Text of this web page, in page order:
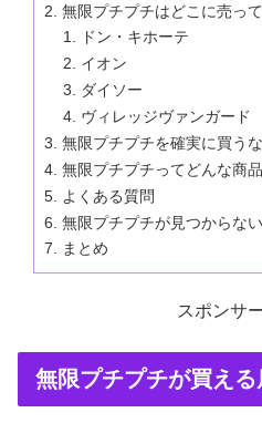
無限プチプチはどこに売っ
ドン・キホーテ
イオン
ダイソー
ヴィレッジヴァンガード
無限プチプチを確実に買う
無限プチプチってどんな商
よくある質問
無限プチプチが見つからな
まとめ
スポンサ
無限プチプチが買え